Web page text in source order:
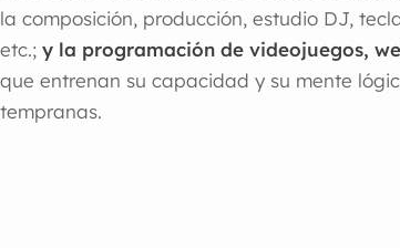
la composición, producción, estudio DJ,
etc.; y la programación de videojuegos,
que entrenan su capacidad y su mente
tempranas.